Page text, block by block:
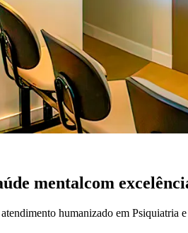
mentalcom
humanizado em